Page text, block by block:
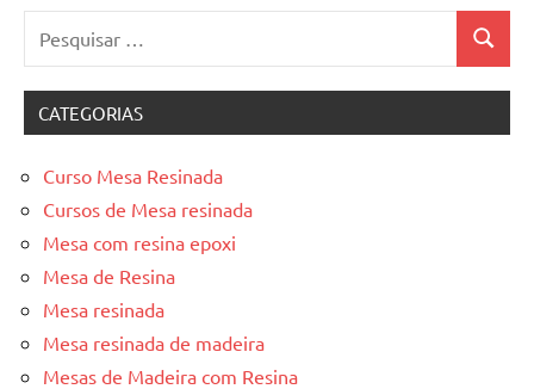
CATEGORIAS
Curso Mesa Resinada
Cursos de Mesa resinada
Mesa com resina epoxi
Mesa de Resina
Mesa resinada
Mesa resinada de madeira
Mesas de Madeira com Resina